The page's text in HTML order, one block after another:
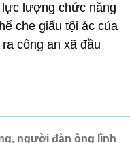
lượng chức năng
che giấu tội ác của
công an xã đầu
người đàn ông lĩnh